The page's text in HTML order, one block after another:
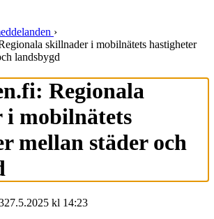
›
skillnader i mobilnätets hastigheter
landsbygd
Regionala
i mobilnätets
mellan städer och
27.5.2025 kl 14:23